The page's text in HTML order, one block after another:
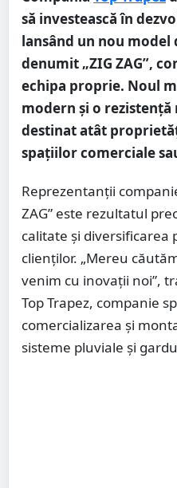
să investească în
lansând un nou model
denumit „ZIG ZAG”,
echipa proprie. Noul
modern și o
destinat atât
spațiilor comerciale
Reprezentanții
ZAG” este rezultatul
calitate și diversificarea
clienților. „Mereu
venim cu inovații noi”,
Top Trapez, companie
comercializarea și
sisteme pluviale și